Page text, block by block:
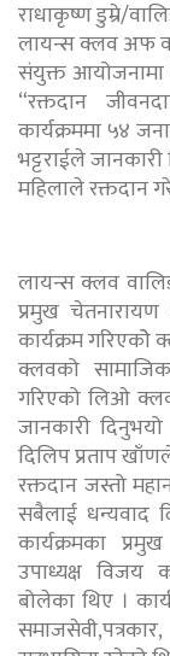
राधाकृष्ण डुम्रे/
लायन्स क्लव अफ
संयुक्त आयोजनामा
“रक्तदान
कार्यक्रममा ५४
भट्टराईले
महिलाले रक्तदान
लायन्स क्लव
प्रमुख चेतनारायण
कार्यक्रम
क्लवको
गरिएको लिओ
जानकारी
दिलिप प्रताप
रक्तदान जस्तो
सबैलाई धन्यवाद
कार्यक्रमका
उपाध्यक्ष विजय
बोलेका थिए ।